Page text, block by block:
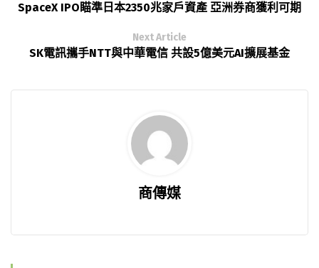
SpaceX IPO瞄準日本2350兆家戶資產 亞洲券商獲利可期
Next Article
SK電訊攜手NTT與中華電信 共設5億美元AI擴展基金
商傳媒